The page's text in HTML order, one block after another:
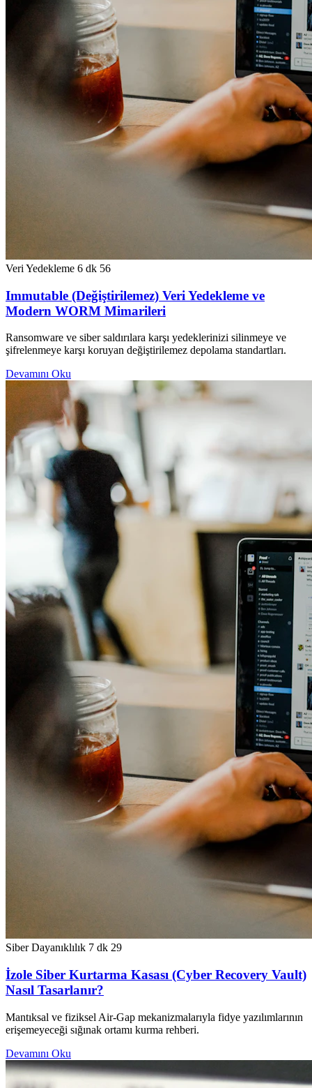
Veri Yedekleme 6 dk 56
Immutable (Değiştirilemez) Veri Yedekleme ve
Modern WORM Mimarileri
Ransomware ve siber saldırılara karşı yedeklerinizi silinmeye ve
şifrelenmeye karşı koruyan değiştirilemez depolama standartları.
Devamını Oku
Siber Dayanıklılık 7 dk 29
İzole Siber Kurtarma Kasası (Cyber Recovery Vault)
Nasıl Tasarlanır?
Mantıksal ve fiziksel Air-Gap mekanizmalarıyla fidye yazılımlarının
erişemeyeceği sığınak ortamı kurma rehberi.
Devamını Oku